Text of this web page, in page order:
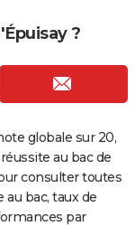
?
globale sur 20,
au bac de
consulter toutes
bac, taux de
par